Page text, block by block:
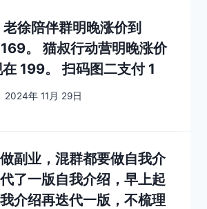
徐陪伴群明晚涨价到
。 猫叔行动营明晚涨价
199。 扫码图二支付 1
2024年 11月 29日
副业，混群都要做自我介
了一版自我介绍，早上起
介绍再迭代一版，不梳理